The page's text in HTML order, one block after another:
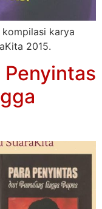
kompilasi karya
2015.
Penyintas